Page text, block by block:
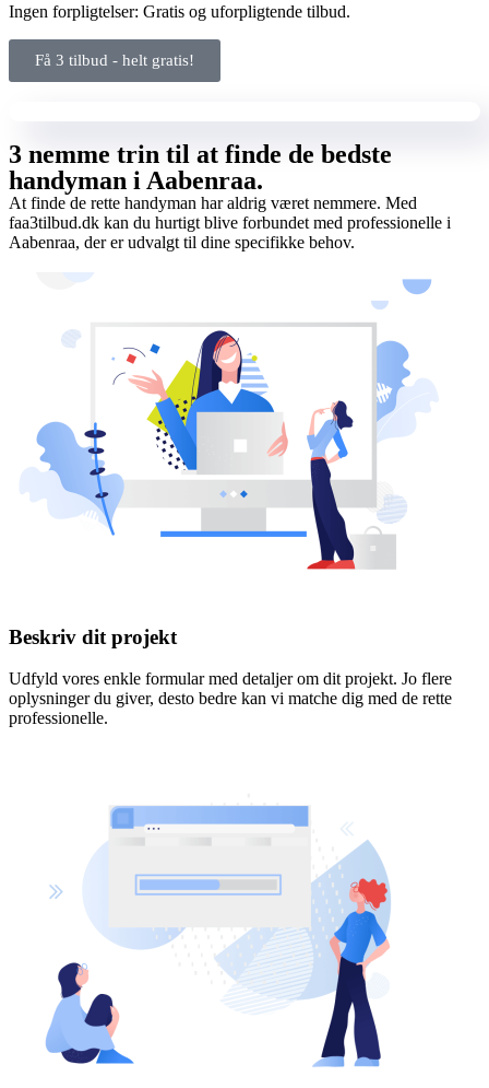
Ingen forpligtelser: Gratis og uforpligtende tilbud.
Få 3 tilbud - helt gratis!
3 nemme trin til at finde de bedste
handyman i Aabenraa.
At finde de rette handyman har aldrig været nemmere. Med
faa3tilbud.dk kan du hurtigt blive forbundet med professionelle i
Aabenraa, der er udvalgt til dine specifikke behov.
Beskriv dit projekt
Udfyld vores enkle formular med detaljer om dit projekt. Jo flere
oplysninger du giver, desto bedre kan vi matche dig med de rette
professionelle.